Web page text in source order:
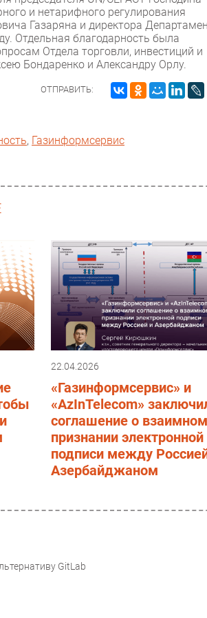
и нетарифного регулирования
Газаряна и директора
Отдельная благодарность была
Отдела торговли, инвестиций и
Бондаренко и Александру Орлу.
ОТПРАВИТЬ:
, Газинформсервис
22.04.2026
«Газинформсервис» и
«AzInTelecom»
соглашение о
признании электронной
подписи между
Азербайджаном
GitLab